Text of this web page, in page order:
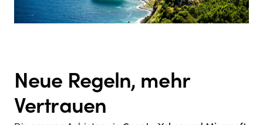
Neue Regeln, mehr
Vertrauen